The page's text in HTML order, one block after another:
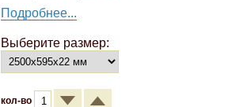
Подробнее...
Выберите размер:
кол-во